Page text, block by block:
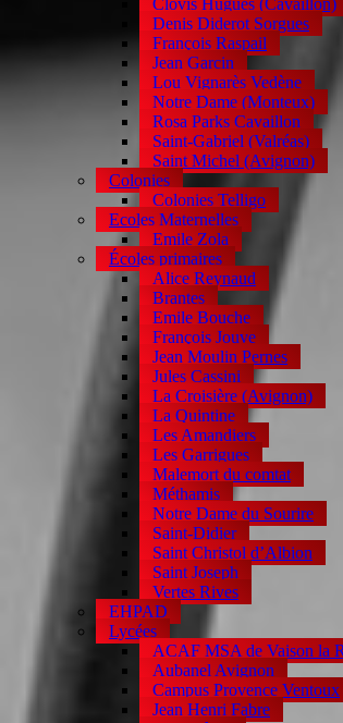
Clovis Hugues (Cavaillon)
Denis Diderot Sorgues
François Raspail
Jean Garcin
Lou Vignarès Vedène
Notre Dame (Monteux)
Rosa Parks Cavaillon
Saint-Gabriel (Valréas)
Saint Michel (Avignon)
Colonies
Colonies Telligo
Ecoles Maternelles
Emile Zola
Écoles primaires
Alice Reynaud
Brantes
Emile Bouche
François Jouve
Jean Moulin Pernes
Jules Cassini
La Croisière (Avignon)
La Quintine
Les Amandiers
Les Garrigues
Malemort du comtat
Méthamis
Notre Dame du Sourire
Saint-Didier
Saint Christol d’Albion
Saint Joseph
Vertes Rives
EHPAD
Lycées
ACAF MSA de Vaison la
Aubanel Avignon
Campus Provence Ventoux
Jean Henri Fabre